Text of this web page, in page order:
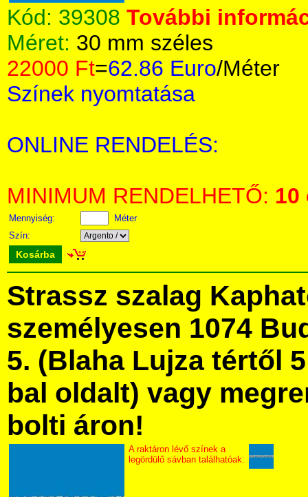
Kód: 39308 További
Méret: 30 mm széles
22000 Ft=62.86 Euro/Méter
Színek nyomtatása
ONLINE RENDELÉS:
MINIMUM RENDELHETŐ: 10
Mennyiség:
Méter
Szín:
Kosárba
Strassz szalag
személyesen 1074
5. (Blaha Lujza tértől
bal oldalt) vagy
bolti áron!
A raktáron lévő színek a
legördülő sávban találhatóak.